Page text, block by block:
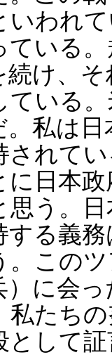
いわれ
ている
続け、
ている
。私は
されて
に日本
思う。
する義
。この
）に会
私たち
として